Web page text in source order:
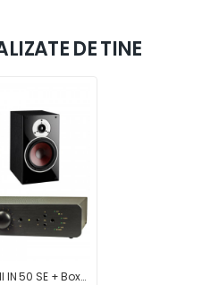
DE TINE
Amplificator Atoll IN 50 SE + Boxe raft Dali Zensor 3